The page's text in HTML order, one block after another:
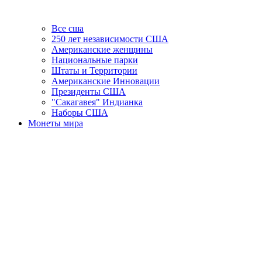
Все сша
250 лет независимости США
Американские женщины
Национальные парки
Штаты и Территории
Американские Инновации
Президенты США
"Сакагавея" Индианка
Наборы США
Монеты мира